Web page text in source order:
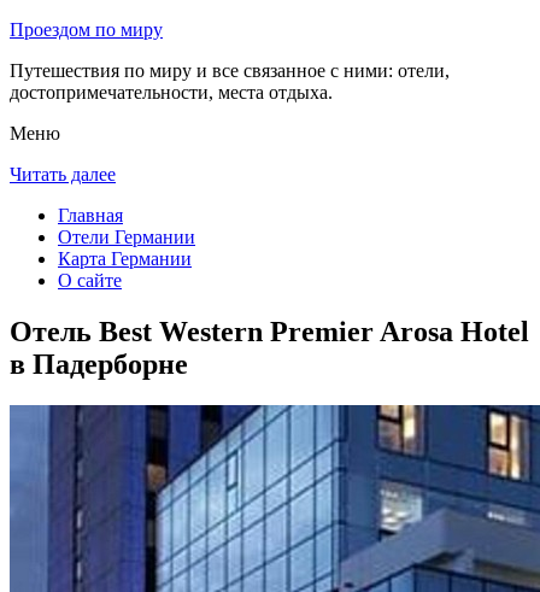
Проездом по миру
Путешествия по миру и все связанное с ними: отели,
достопримечательности, места отдыха.
Меню
Читать далее
Главная
Отели Германии
Карта Германии
О сайте
Отель Best Western Premier Arosa Hotel
в Падерборне